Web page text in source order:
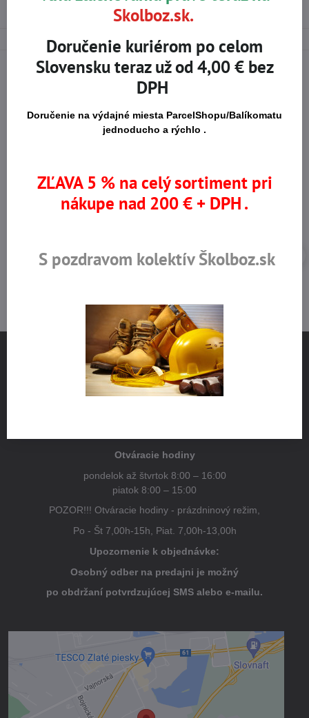
NÁJDETE NÁS
Otváracie hodiny
pondelok až štvrtok 8:00 – 16:00
piatok 8:00 – 15:00
POZOR!!! Otváracie hodiny - prázdninový režim,
Po - Št 7,00h-15h, Piat. 7,00h-13,00h
Upozornenie k objednávke:
Osobný odber na predajni je možný
po obdržaní potvrdzujúcej SMS alebo e-mailu.
Externý obsah je blokovaný Voľbami
súkromia
Prajete si načítať externý obsah?
Skolboz.sk.
Doručenie kuriérom po celom
Slovensku teraz už od 4,00 € bez
DPH
Doručenie na výdajné miesta ParcelShopu/Balíkomatu
jednoducho a rýchlo .
ZĽAVA 5 % na celý sortiment pri
nákupe nad 200 € + DPH .
S pozdravom kolektív Školboz.sk